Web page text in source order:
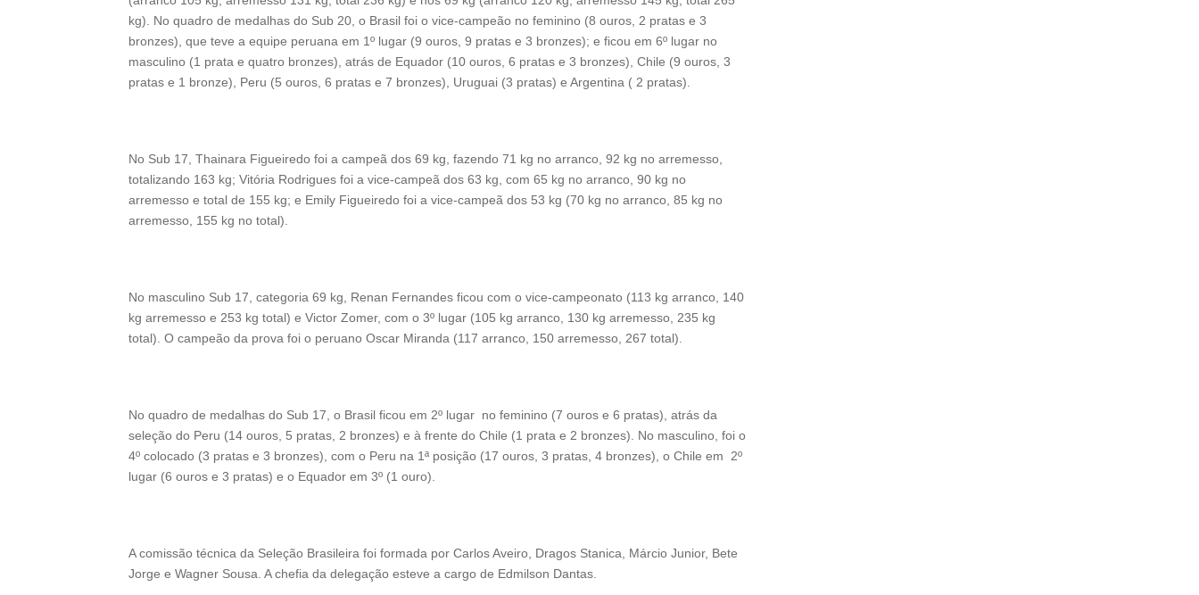
kg). No quadro de medalhas do Sub 20, o Brasil foi o vice-campeão no feminino (8 ouros, 2 pratas e 3
bronzes), que teve a equipe peruana em 1º lugar (9 ouros, 9 pratas e 3 bronzes); e ficou em 6º lugar no
masculino (1 prata e quatro bronzes), atrás de Equador (10 ouros, 6 pratas e 3 bronzes), Chile (9 ouros, 3
pratas e 1 bronze), Peru (5 ouros, 6 pratas e 7 bronzes), Uruguai (3 pratas) e Argentina ( 2 pratas).
No Sub 17, Thainara Figueiredo foi a campeã dos 69 kg, fazendo 71 kg no arranco, 92 kg no arremesso,
totalizando 163 kg; Vitória Rodrigues foi a vice-campeã dos 63 kg, com 65 kg no arranco, 90 kg no
arremesso e total de 155 kg; e Emily Figueiredo foi a vice-campeã dos 53 kg (70 kg no arranco, 85 kg no
arremesso, 155 kg no total).
No masculino Sub 17, categoria 69 kg, Renan Fernandes ficou com o vice-campeonato (113 kg arranco, 140
kg arremesso e 253 kg total) e Victor Zomer, com o 3º lugar (105 kg arranco, 130 kg arremesso, 235 kg
total). O campeão da prova foi o peruano Oscar Miranda (117 arranco, 150 arremesso, 267 total).
No quadro de medalhas do Sub 17, o Brasil ficou em 2º lugar no feminino (7 ouros e 6 pratas), atrás da
seleção do Peru (14 ouros, 5 pratas, 2 bronzes) e à frente do Chile (1 prata e 2 bronzes). No masculino, foi o
4º colocado (3 pratas e 3 bronzes), com o Peru na 1ª posição (17 ouros, 3 pratas, 4 bronzes), o Chile em 2º
lugar (6 ouros e 3 pratas) e o Equador em 3º (1 ouro).
A comissão técnica da Seleção Brasileira foi formada por Carlos Aveiro, Dragos Stanica, Márcio Junior, Bete
Jorge e Wagner Sousa. A chefia da delegação esteve a cargo de Edmilson Dantas.